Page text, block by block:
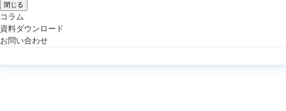
閉じる
コラム
資料ダウンロード
お問い合わせ